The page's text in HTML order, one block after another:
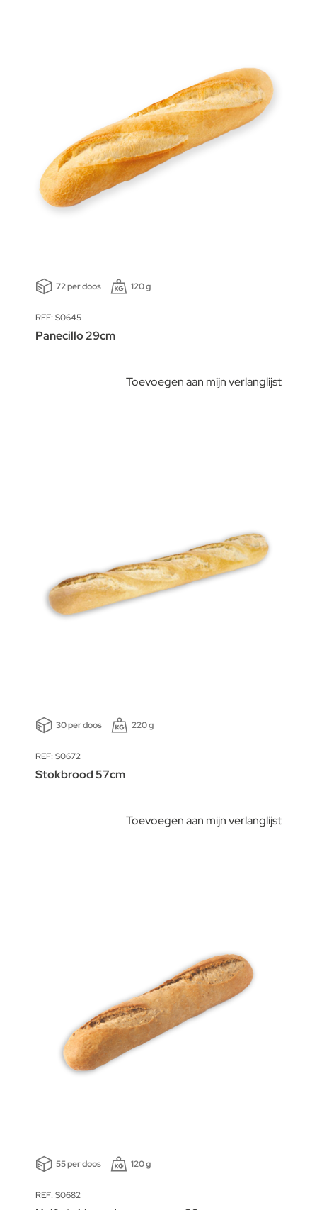
72 per doos 120 g
REF: S0645
Panecillo 29cm
Toevoegen aan mijn verlanglijst
30 per doos 220 g
REF: S0672
Stokbrood 57cm
Toevoegen aan mijn verlanglijst
55 per doos 120 g
REF: S0682